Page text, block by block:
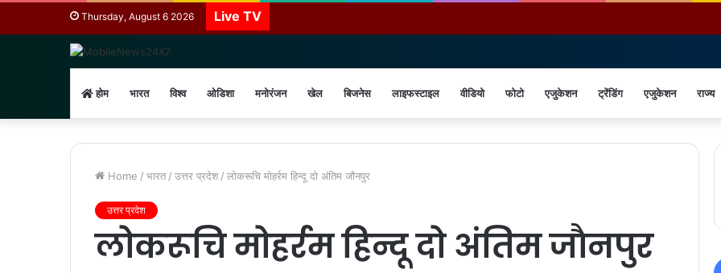
Thursday, August 6 2026 Live TV
होम भारत विश्व ओडिशा मनोरंजन खेल बिजनेस लाइफस्टाइल वीडियो फोटो एजुकेशन ट्रेंडिंग एजुकेशन राज्य
Home / भारत / उत्तर प्रदेश / लोकरूचि मोहर्रम हिन्दू दो अंतिम जाैनपुर
उत्तर प्रदेश
लोकरूचि मोहर्रम हिन्दू दो अंतिम जाैनपुर